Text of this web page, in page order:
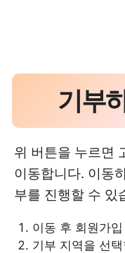
기부
위 버튼을 누르면
이동합니다. 이동
부를 진행할 수 있
이동 후 회원가
기부 지역을 선